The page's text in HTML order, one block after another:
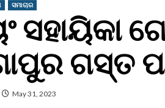
ସମାଚାର
ସହାୟିକା
ଗସ୍ତ
May 31, 2023